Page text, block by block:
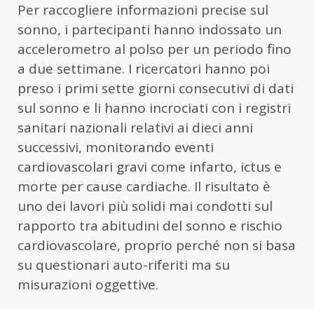
Per raccogliere informazioni precise sul
sonno, i partecipanti hanno indossato un
accelerometro al polso per un periodo fino
a due settimane. I ricercatori hanno poi
preso i primi sette giorni consecutivi di dati
sul sonno e li hanno incrociati con i registri
sanitari nazionali relativi ai dieci anni
successivi, monitorando eventi
cardiovascolari gravi come infarto, ictus e
morte per cause cardiache. Il risultato è
uno dei lavori più solidi mai condotti sul
rapporto tra abitudini del sonno e rischio
cardiovascolare, proprio perché non si basa
su questionari auto-riferiti ma su
misurazioni oggettive.